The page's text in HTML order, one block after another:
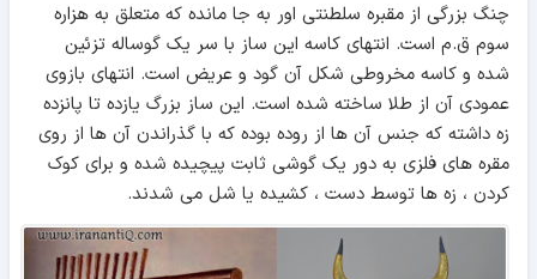
چنگ بزرگی از مقبره سلطنتی اور به جا مانده که متعلق به هزاره
سوم ق.م است. انتهای کاسه این ساز با سر یک گوساله تزئین
شده و کاسه مخروطی شکل آن گود و عریض است. انتهای بازوی
عمودی آن از طلا ساخته شده است. این ساز بزرگ یازده تا پانزده
زه داشته که جنس آن ها از روده بوده که با گذراندن آن ها از روی
مقره های فلزی به دور یک گوشی ثابت پیچیده شده و برای کوک
کردن ، زه ها توسط دست ، کشیده یا شل می شدند.